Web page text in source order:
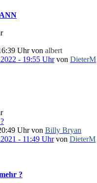
Uhr von albert
- 19:55 Uhrvon DieterM
Uhr von Billy Bryan
- 11:49 Uhrvon DieterM
?